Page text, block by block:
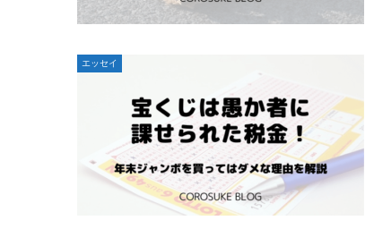
エッセイ